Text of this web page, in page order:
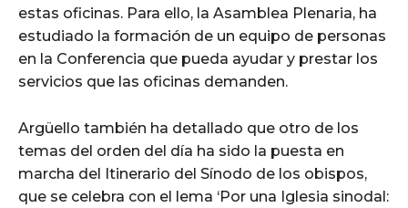
estas oficinas. Para ello, la Asamblea Plenaria, ha
estudiado la formación de un equipo de personas
en la Conferencia que pueda ayudar y prestar los
servicios que las oficinas demanden.
Argüello también ha detallado que otro de los
temas del orden del día ha sido la puesta en
marcha del Itinerario del Sínodo de los obispos,
que se celebra con el lema ‘Por una Iglesia sinodal: